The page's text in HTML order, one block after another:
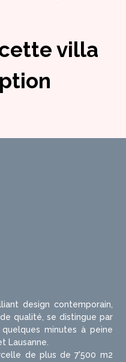
villa
design contemporain,
qualité, se distingue par
minutes à peine
Lausanne.
de plus de 7'500 m2